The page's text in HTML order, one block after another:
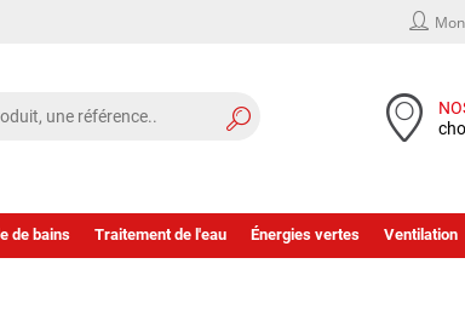
de bains Traitement de l'eau Énergies vertes Ventilation